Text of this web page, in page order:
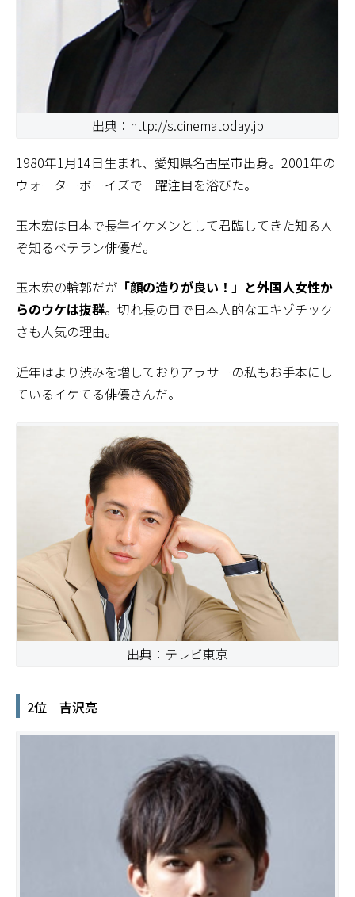
出典：http://s.cinematoday.jp
1980年1月14日生まれ、愛知県名古屋市出身。2001年の
ウォーターボーイズで一躍注目を浴びた。
玉木宏は日本で長年イケメンとして君臨してきた知る人
ぞ知るベテラン俳優だ。
玉木宏の輪郭だが 「顔の造りが良い！」と外国人女性か
らのウケは抜群。切れ長の目で日本人的なエキゾチック
さも人気の理由。
近年はより渋みを増しておりアラサーの私もお手本にし
ているイケてる俳優さんだ。
出典：テレビ東京
2位 吉沢亮